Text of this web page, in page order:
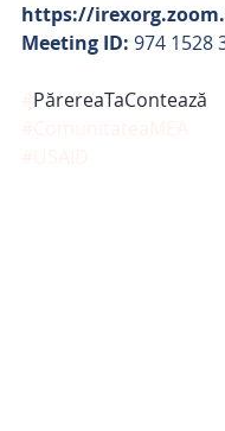
https://
Meeting ID: 974 1528
PărereaTaContează